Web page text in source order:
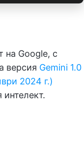
на Google, с
версия Gemini 1.0
2024 г.)